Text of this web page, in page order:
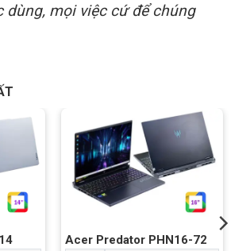
dùng, mọi việc cứ để chúng
Acer Predator PHN16-72